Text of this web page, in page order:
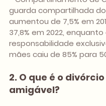
guarda compartilhada
aumentou de 7,5% em
37,8% em 2022, enquanto
responsabilidade
mães caiu de 85% para
2. O que é o divórcio
amigável?